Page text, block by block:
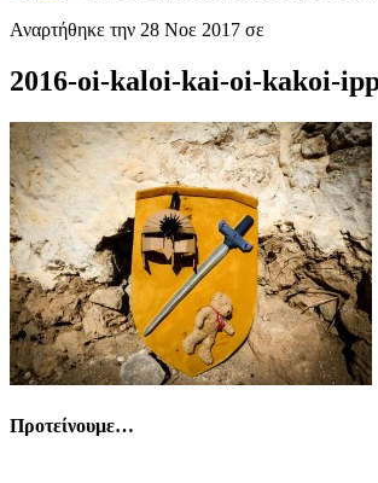
Αναρτήθηκε την 28 Νοε 2017 σε
2016-oi-kaloi-kai-oi-kakoi-
Προτείνουμε…